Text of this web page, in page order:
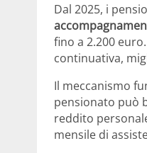
Dal 2025, i
fino a 2.200
continuativa,
Il meccanismo
pensionato può
reddito
mensile di